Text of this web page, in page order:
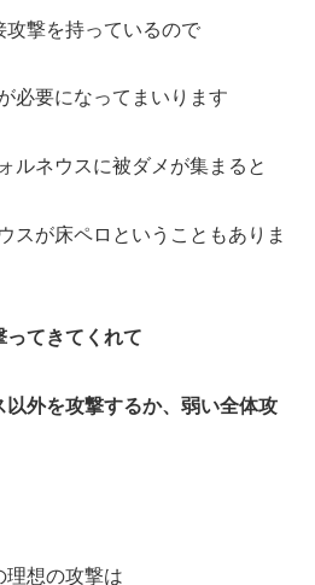
攻撃を持っているので
必要になってまいります
ルネウスに被ダメが集まると
スが床ペロということもありま
ってきてくれて
外を攻撃するか、弱い全体攻
理想の攻撃は